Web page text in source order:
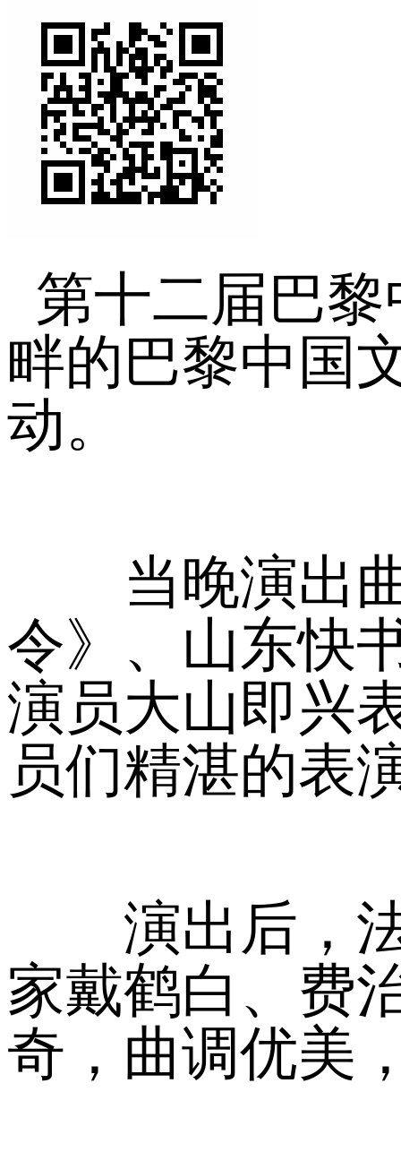
第十二届巴
畔的巴黎中国
动。
当晚演出曲
令》、山东快
演员大山即兴
员们精湛的表
演出后，法
家戴鹤白、费
奇，曲调优美